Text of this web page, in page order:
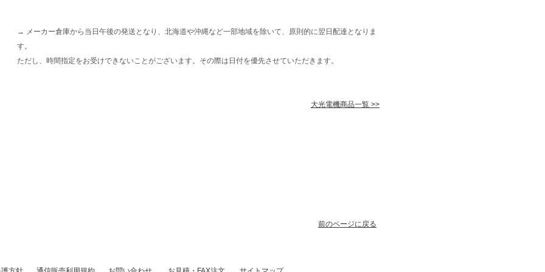
→ メーカー倉庫から当日午後の発送となり、北海道や沖縄など一部地域を除いて、原則的に翌日配達となりま
す。
ただし、時間指定をお受けできないことがございます。その際は日付を優先させていただきます。
大光電機商品一覧 >>
前のページに戻る